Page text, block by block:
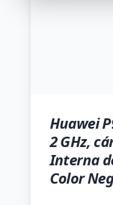
Huawei
2 GHz,
Interna
Color